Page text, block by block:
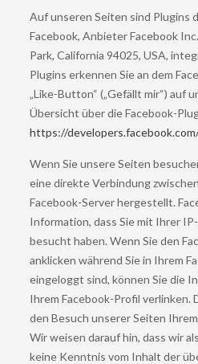
Auf unseren Seiten sind Plugins
Facebook, Anbieter Facebook
Park, California 94025, USA,
Plugins erkennen Sie an dem
„Like-Button“ („Gefällt mir“) auf
Übersicht über die Facebook-
https://
Wenn Sie unsere Seiten
eine direkte Verbindung
Facebook-Server hergestellt.
Information, dass Sie mit Ihrer
besucht haben. Wenn Sie den
anklicken während Sie in Ihrem
eingeloggt sind, können Sie die
Ihrem Facebook-Profil verlinken.
den Besuch unserer Seiten
Wir weisen darauf hin, dass wir
keine Kenntnis vom Inhalt der